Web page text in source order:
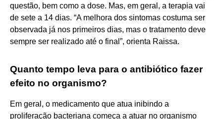
questão, bem como a dose. Mas, em geral, a terapia vai
de sete a 14 dias. “A melhora dos sintomas costuma ser
observada já nos primeiros dias, mas o tratamento deve
sempre ser realizado até o final”, orienta Raissa.
Quanto tempo leva para o antibiótico fazer
efeito no organismo?
Em geral, o medicamento que atua inibindo a
proliferação bacteriana começa a atuar no organismo